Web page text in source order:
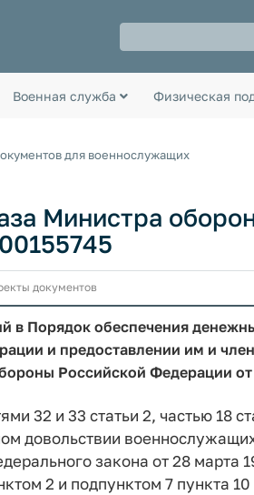
Военная служба Физическая
для военнослужащих
Министра
документов
в Порядок обеспечения
и предоставлении им и
Российской Федерации
32 и 33 статьи 2, частью 18
довольствии
закона от 28
2 и подпунктом 7 пункта